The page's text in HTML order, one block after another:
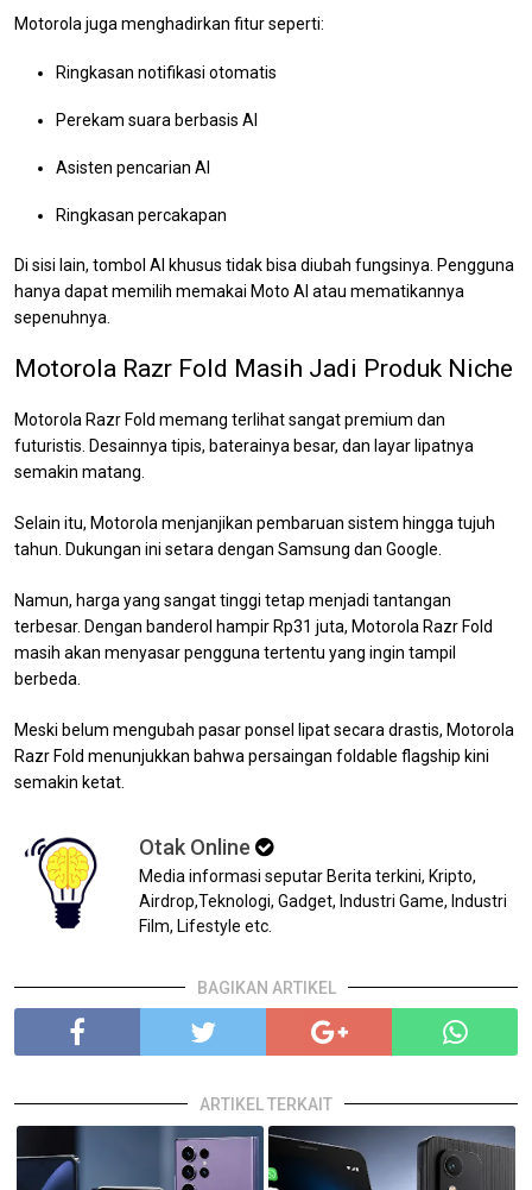
Motorola juga menghadirkan fitur seperti:
Ringkasan notifikasi otomatis
Perekam suara berbasis AI
Asisten pencarian AI
Ringkasan percakapan
Di sisi lain, tombol AI khusus tidak bisa diubah fungsinya. Pengguna
hanya dapat memilih memakai Moto AI atau mematikannya
sepenuhnya.
Motorola Razr Fold Masih Jadi Produk Niche
Motorola Razr Fold memang terlihat sangat premium dan
futuristis. Desainnya tipis, baterainya besar, dan layar lipatnya
semakin matang.
Selain itu, Motorola menjanjikan pembaruan sistem hingga tujuh
tahun. Dukungan ini setara dengan Samsung dan Google.
Namun, harga yang sangat tinggi tetap menjadi tantangan
terbesar. Dengan banderol hampir Rp31 juta, Motorola Razr Fold
masih akan menyasar pengguna tertentu yang ingin tampil
berbeda.
Meski belum mengubah pasar ponsel lipat secara drastis, Motorola
Razr Fold menunjukkan bahwa persaingan foldable flagship kini
semakin ketat.
Otak Online
Media informasi seputar Berita terkini, Kripto,
Airdrop,Teknologi, Gadget, Industri Game, Industri
Film, Lifestyle etc.
BAGIKAN ARTIKEL
ARTIKEL TERKAIT